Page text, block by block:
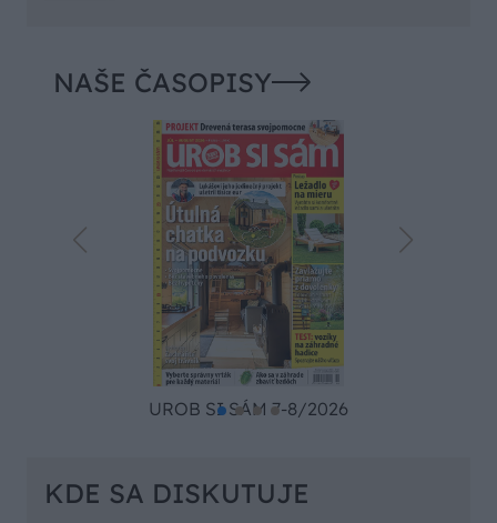
NAŠE ČASOPISY
UROB SI SÁM 7-8/2026
KDE SA DISKUTUJE